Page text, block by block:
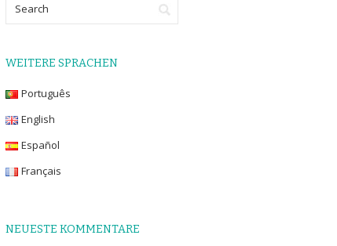
WEITERE SPRACHEN
Português
English
Español
Français
NEUESTE KOMMENTARE